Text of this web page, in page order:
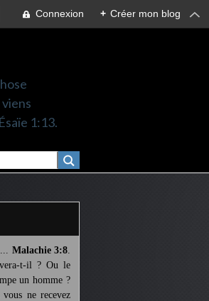
Connexion + Créer mon blog
1:13.
Malachie 3:8.
t-il ? Ou le
un homme ?
ne recevez